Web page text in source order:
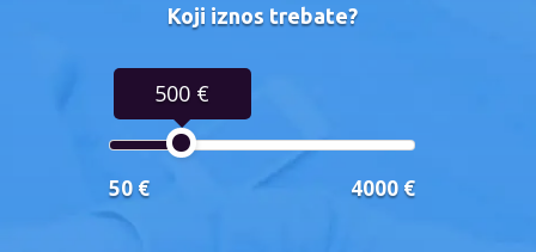
Koji iznos trebate?
500 €
50 € 4000 €